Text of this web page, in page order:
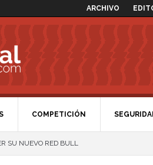
ARCHIVO
COMPETICIÓN
SU NUEVO RED BULL